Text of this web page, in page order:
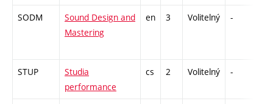
SODM
Sound Design and
Mastering
en 3 Volitelný -
STUP
Studia
performance
cs 2 Volitelný -